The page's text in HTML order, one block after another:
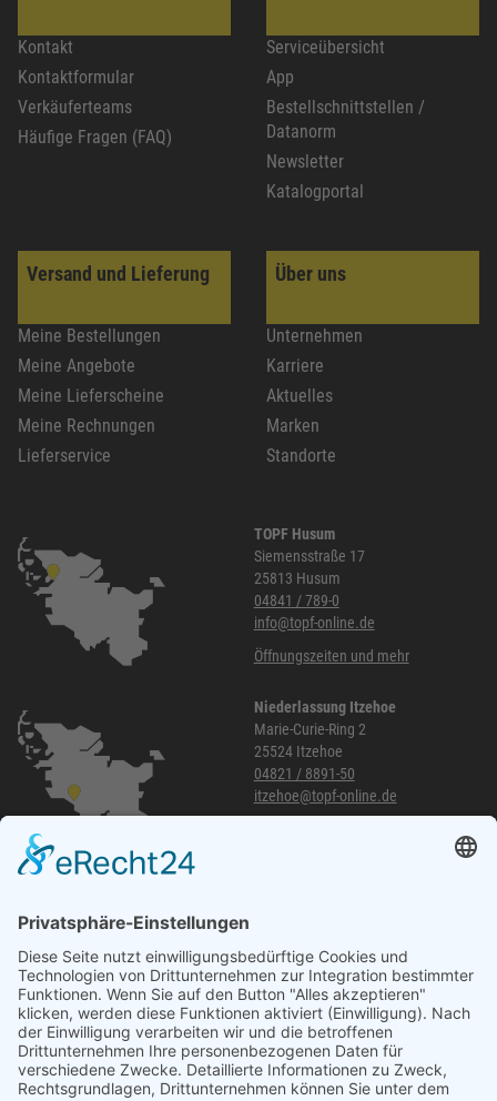
Kontakt
Kontaktformular
Verkäuferteams
Häufige Fragen (FAQ)
Serviceübersicht
App
Bestellschnittstellen /
Datanorm
Newsletter
Katalogportal
Versand und Lieferung
Meine Bestellungen
Meine Angebote
Meine Lieferscheine
Meine Rechnungen
Lieferservice
Über uns
Unternehmen
Karriere
Aktuelles
Marken
Standorte
TOPF Husum
Siemensstraße 17
25813 Husum
04841 / 789-0
info@topf-online.de
Öffnungszeiten und mehr
Niederlassung Itzehoe
Marie-Curie-Ring 2
25524 Itzehoe
04821 / 8891-50
itzehoe@topf-online.de
040 / 21 04 04 04-04
glinde@topf-online.de
Öffnungszeiten und mehr